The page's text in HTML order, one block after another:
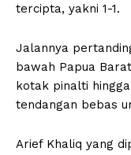
tercipta, yakni 1-1.
Jalannya
bawah Papua
kotak pinalti
tendangan bebas
Arief Khaliq yang